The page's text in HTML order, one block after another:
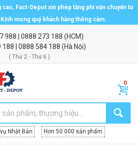
cao, Fact-Depot xin phép tăng phí vận chuyển từ
mong quý khách hàng thông cảm.
988 0888 273 188 (HCM)
188
0888 584 188 (Hà Nội)
( Thứ 2 - Thứ 6 )
Nhật Bản Hơn 50.000 sản phẩm